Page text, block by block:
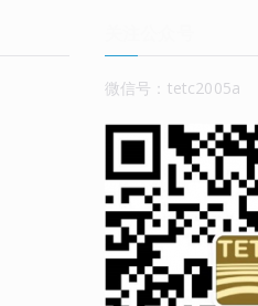
微信号：tetc2005a